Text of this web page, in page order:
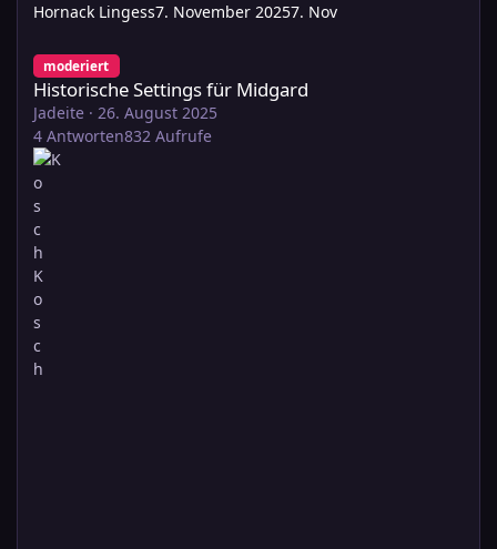
Hornack Lingess7. November 20257. Nov
Historische Settings für Midgard
moderiert
Historische Settings für Midgard
Jadeite · 26. August 2025
4 Antworten832 Aufrufe